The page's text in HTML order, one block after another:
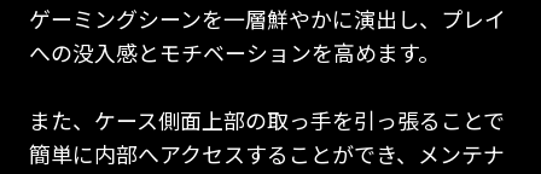
ゲーミングシーンを一層鮮やかに演出し、プレイ
への没入感とモチベーションを高めます。
また、ケース側面上部の取っ手を引っ張ることで
簡単に内部へアクセスすることができ、メンテナ